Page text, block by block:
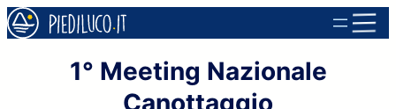
Vai
contenuto1° Meeting Nazionale
Canottaggio